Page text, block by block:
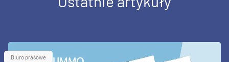
Biuro prasowe